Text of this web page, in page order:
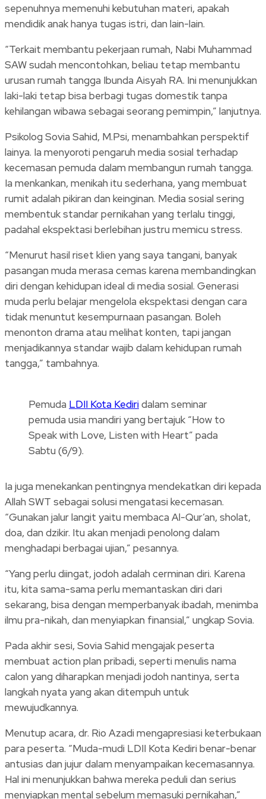
sepenuhnya memenuhi kebutuhan materi, apakah
mendidik anak hanya tugas istri, dan lain-lain.
“Terkait membantu pekerjaan rumah, Nabi Muhammad
SAW sudah mencontohkan, beliau tetap membantu
urusan rumah tangga Ibunda Aisyah RA. Ini menunjukkan
laki-laki tetap bisa berbagi tugas domestik tanpa
kehilangan wibawa sebagai seorang pemimpin,” lanjutnya.
Psikolog Sovia Sahid, M.Psi, menambahkan perspektif
lainya. Ia menyoroti pengaruh media sosial terhadap
kecemasan pemuda dalam membangun rumah tangga.
Ia menkankan, menikah itu sederhana, yang membuat
rumit adalah pikiran dan keinginan. Media sosial sering
membentuk standar pernikahan yang terlalu tinggi,
padahal ekspektasi berlebihan justru memicu stress.
“Menurut hasil riset klien yang saya tangani, banyak
pasangan muda merasa cemas karena membandingkan
diri dengan kehidupan ideal di media sosial. Generasi
muda perlu belajar mengelola ekspektasi dengan cara
tidak menuntut kesempurnaan pasangan. Boleh
menonton drama atau melihat konten, tapi jangan
menjadikannya standar wajib dalam kehidupan rumah
tangga,” tambahnya.
Pemuda LDII Kota Kediridalam seminar
pemuda usia mandiri yang bertajuk “How to
Speak with Love, Listen with Heart” pada
Sabtu (6/9).
Ia juga menekankan pentingnya mendekatkan diri kepada
Allah SWT sebagai solusi mengatasi kecemasan.
“Gunakan jalur langit yaitu membaca Al-Qur’an, sholat,
doa, dan dzikir. Itu akan menjadi penolong dalam
menghadapi berbagai ujian,” pesannya.
“Yang perlu diingat, jodoh adalah cerminan diri. Karena
itu, kita sama-sama perlu memantaskan diri dari
sekarang, bisa dengan memperbanyak ibadah, menimba
ilmu pra-nikah, dan menyiapkan finansial,” ungkap Sovia.
Pada akhir sesi, Sovia Sahid mengajak peserta
membuat action plan pribadi, seperti menulis nama
calon yang diharapkan menjadi jodoh nantinya, serta
langkah nyata yang akan ditempuh untuk
mewujudkannya.
Menutup acara, dr. Rio Azadi mengapresiasi keterbukaan
para peserta. “Muda-mudi LDII Kota Kediri benar-benar
antusias dan jujur dalam menyampaikan kecemasannya.
Hal ini menunjukkan bahwa mereka peduli dan serius
menyiapkan mental sebelum memasuki pernikahan,”